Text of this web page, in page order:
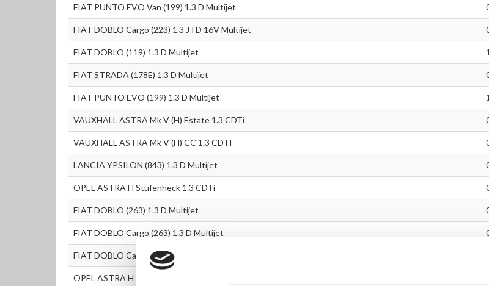
FIAT PUNTO EVO Van (199) 1.3 D Multijet
FIAT DOBLO Cargo (223) 1.3 JTD 16V Multijet
FIAT DOBLO (119) 1.3 D Multijet
FIAT STRADA (178E) 1.3 D Multijet
FIAT PUNTO EVO (199) 1.3 D Multijet
VAUXHALL ASTRA Mk V (H) Estate 1.3 CDTi
VAUXHALL ASTRA Mk V (H) CC 1.3 CDTI
LANCIA YPSILON (843) 1.3 D Multijet
OPEL ASTRA H Stufenheck 1.3 CDTi
FIAT DOBLO (263) 1.3 D Multijet
FIAT DOBLO Cargo (263) 1.3 D Multijet
FIAT DOBLO Cargo Pritsche/Fahrgestell (263) 1.3 D Multijet
OPEL ASTRA H GTC 1.3 CDTI